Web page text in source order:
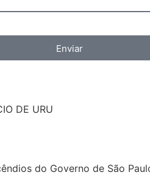
Enviar
DE URU
do Governo de São